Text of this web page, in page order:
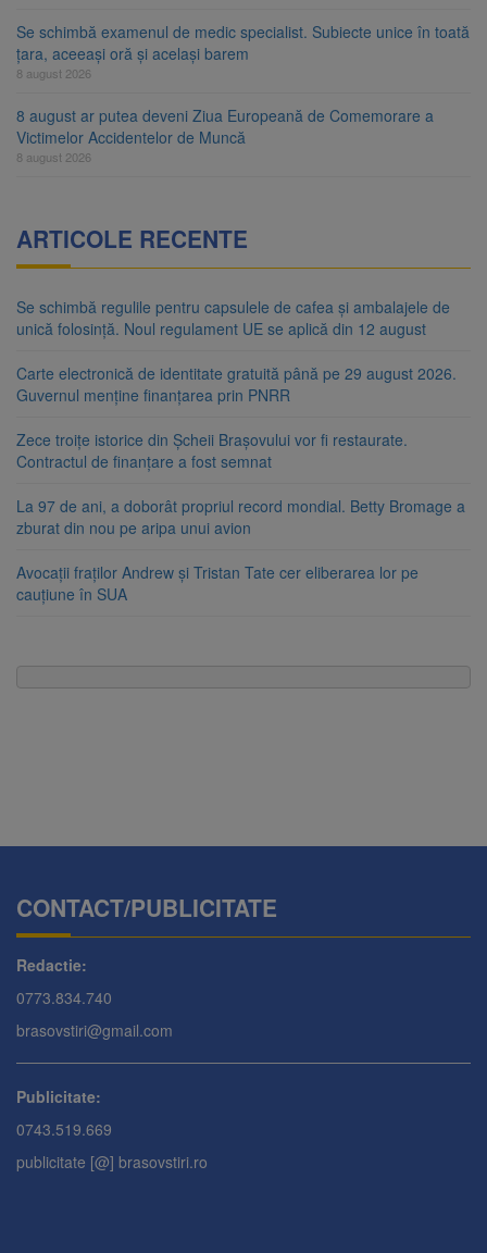
Se schimbă examenul de medic specialist. Subiecte unice în toată
țara, aceeași oră și același barem
8 august 2026
8 august ar putea deveni Ziua Europeană de Comemorare a
Victimelor Accidentelor de Muncă
8 august 2026
ARTICOLE RECENTE
Se schimbă regulile pentru capsulele de cafea și ambalajele de
unică folosință. Noul regulament UE se aplică din 12 august
Carte electronică de identitate gratuită până pe 29 august 2026.
Guvernul menține finanțarea prin PNRR
Zece troițe istorice din Șcheii Brașovului vor fi restaurate.
Contractul de finanțare a fost semnat
La 97 de ani, a doborât propriul record mondial. Betty Bromage a
zburat din nou pe aripa unui avion
Avocații fraților Andrew și Tristan Tate cer eliberarea lor pe
cauțiune în SUA
CONTACT/PUBLICITATE
Redactie:
0773.834.740
brasovstiri@gmail.com
Publicitate:
0743.519.669
publicitate [@] brasovstiri.ro